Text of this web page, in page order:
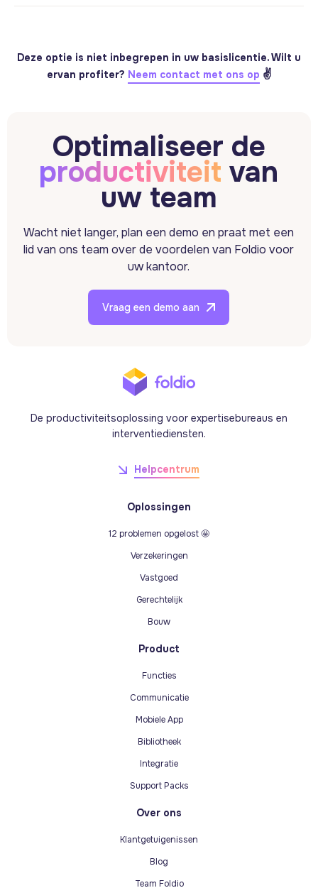
Deze optie is niet inbegrepen in uw basislicentie. Wilt u
ervan profiter? Neem contact met ons op ✌️
Optimaliseer de
productiviteit van
uw team
Wacht niet langer, plan een demo en praat met een
lid van ons team over de voordelen van Foldio voor
uw kantoor.
Vraag een demo aan
De productiviteitsoplossing voor expertisebureaus en
interventiediensten.
Helpcentrum
Oplossingen
12 problemen opgelost 🤩
Verzekeringen
Vastgoed
Gerechtelijk
Bouw
Product
Functies
Communicatie
Mobiele App
Bibliotheek
Integratie
Support Packs
Over ons
Klantgetuigenissen
Blog
Team Foldio